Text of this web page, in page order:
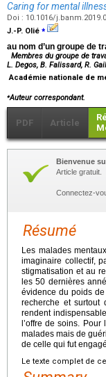
Caring for mental
Doi : 10.1016/
J.-P. Olié ⁎
au nom d’un groupe de
Membres du groupe de
L. Degos, B. Falissard, R.
Académie nationale de
⁎Auteur correspondant.
PDF Article
Bienvenue
Article gratuit.
Connectez-
Résumé
Les malades
imaginaire collectif,
stigmatisation et au
les 50 dernières
évidence du poids
recherche et surtout
rendent
l’offre de soins. Pour
malades mais de
de celle qui fut
Le texte complet de